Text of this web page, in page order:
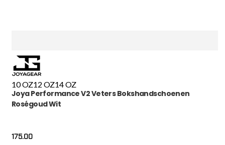
10 OZ12 OZ14 OZ
Joya Performance V2 Veters Bokshandschoenen
Roségoud Wit
175.00